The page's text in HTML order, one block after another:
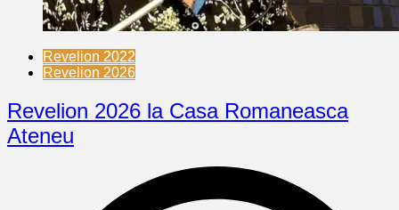
Revelion 2022
Revelion 2026
Revelion 2026 la Casa Romaneasca
Ateneu